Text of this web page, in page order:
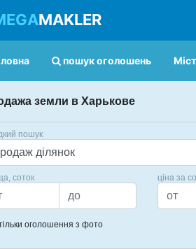
MAKLER
пошук оголошень
земли в Харькове
пошук
соток ціна за
оголошення з фото